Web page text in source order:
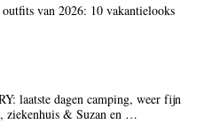
van 2026: 10 vakantielooks
laatste dagen camping, weer fijn
ziekenhuis & Suzan en …